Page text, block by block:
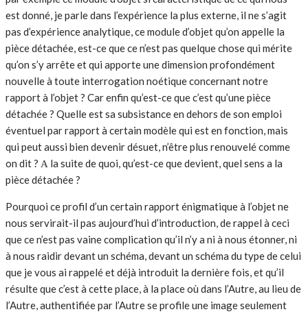
est donné, je parle dans l’expérience la plus externe, il ne s’agit
pas d’expérience analytique, ce module d’objet qu’on appelle la
pièce détachée, est-ce que ce n’est pas quelque chose qui mérite
qu’on s’y arrête et qui apporte une dimension profondément
nouvelle à toute interrogation noétique concernant notre
rapport à l’objet ? Car enfin qu’est-ce que c’est qu’une pièce
détachée ? Quelle est sa subsistance en dehors de son emploi
éventuel par rapport à certain modèle qui est en fonction, mais
qui peut aussi bien devenir désuet, n’être plus renouvelé comme
on dit ? Α la suite de quoi, qu’est-ce que devient, quel sens a la
pièce détachée ?
Pourquoi ce profil d’un certain rapport énigmatique à l’objet ne
nous servirait-il pas aujourd’hui d’introduction, de rappel à ceci
que ce n’est pas vaine complication qu’il n’y a ni à nous étonner, ni
à nous raidir devant un schéma, devant un schéma du type de celui
que je vous ai rappelé et déjà introduit la dernière fois, et qu’il
résulte que c’est à cette place, à la place où dans l’Autre, au lieu de
l’Autre, authentifiée par l’Autre se profile une image seulement